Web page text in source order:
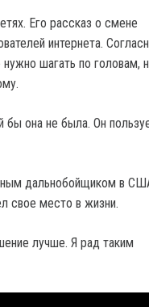
Его рассказ о смене
интернета.
нужно шагать по
она не была. Он
дальнобойщиком в
свое место в жизни.
лучше. Я рад таким